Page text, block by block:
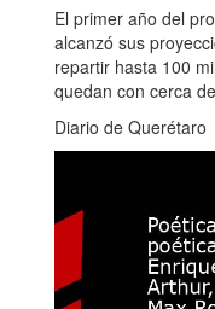
El primer año del
alcanzó sus
repartir hasta 100
quedan con cerca
Diario de Querétaro